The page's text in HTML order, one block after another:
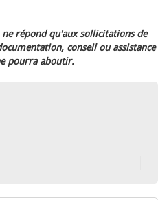
répond qu'aux sollicitations de
conseil ou assistance
pourra aboutir.